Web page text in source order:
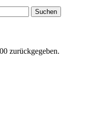
zurückgegeben.